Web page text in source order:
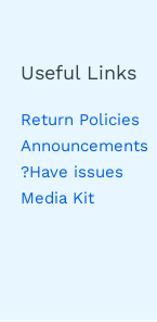
Useful Links
Return Policies
Announcements
Have issues?
Media Kit